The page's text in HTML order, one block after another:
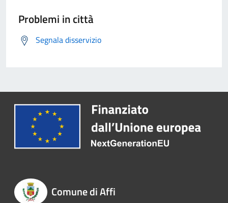
Problemi in città
Segnala disservizio
Comune di Affi